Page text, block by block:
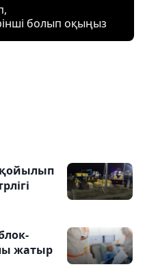
болып оқыңыз
қойылып
жатыр